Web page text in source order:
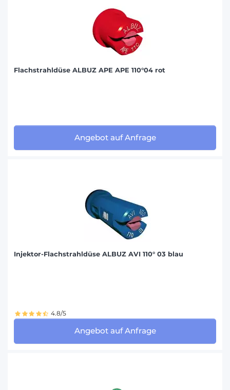
Flachstrahldüse ALBUZ APE APE 110°04 rot
Angebot auf Anfrage
Injektor-Flachstrahldüse ALBUZ AVI 110° 03 blau
4.8/5
Angebot auf Anfrage